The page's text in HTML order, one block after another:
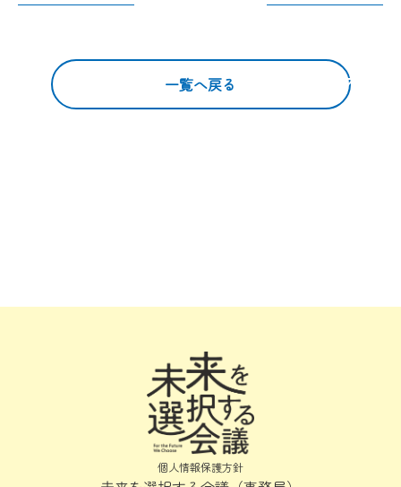
一覧へ戻る
個人情報保護方針